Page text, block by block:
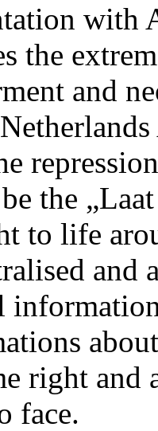
with
the
and
the
to life
and
right and
face.